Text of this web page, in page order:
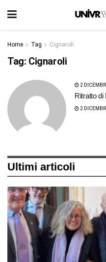
Home Tag Cignaroli
Tag: Cignaroli
2
Ritratto
2
Ultimi articoli